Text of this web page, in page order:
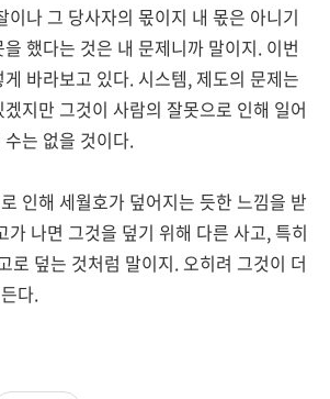
이나 그 당사자의 몫이지 내 몫은 아니기
했다는 것은 내 문제니까 말이지. 이번
바라보고 있다. 시스템, 제도의 문제는
지만 그것이 사람의 잘못으로 인해 일어
는 없을 것이다.
인해 세월호가 덮어지는 듯한 느낌을 받
가 나면 그것을 덮기 위해 다른 사고, 특히
로 덮는 것처럼 말이지. 오히려 그것이 더
다.